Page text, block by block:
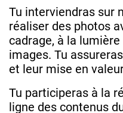
Tu interviendras sur
réaliser des photos
cadrage, à la
images. Tu
et leur mise en
Tu participeras à la
ligne des contenus